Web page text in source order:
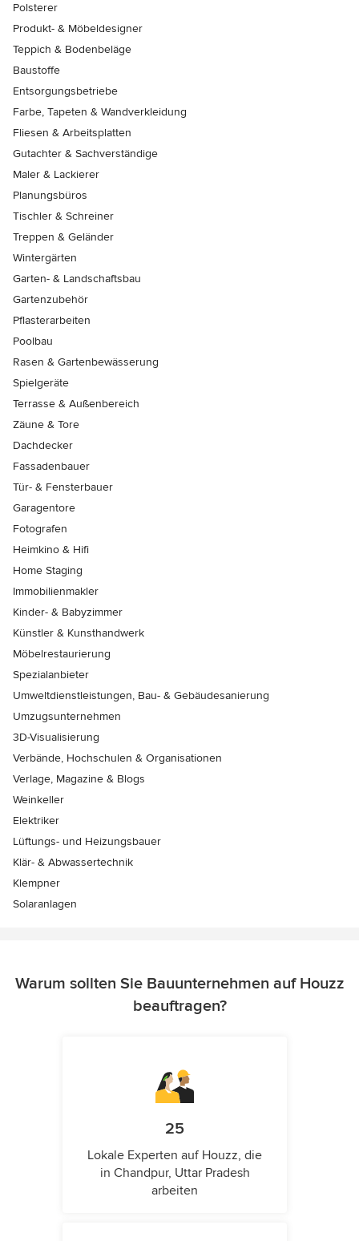
Polsterer
Produkt- & Möbeldesigner
Teppich & Bodenbeläge
Baustoffe
Entsorgungsbetriebe
Farbe, Tapeten & Wandverkleidung
Fliesen & Arbeitsplatten
Gutachter & Sachverständige
Maler & Lackierer
Planungsbüros
Tischler & Schreiner
Treppen & Geländer
Wintergärten
Garten- & Landschaftsbau
Gartenzubehör
Pflasterarbeiten
Poolbau
Rasen & Gartenbewässerung
Spielgeräte
Terrasse & Außenbereich
Zäune & Tore
Dachdecker
Fassadenbauer
Tür- & Fensterbauer
Garagentore
Fotografen
Heimkino & Hifi
Home Staging
Immobilienmakler
Kinder- & Babyzimmer
Künstler & Kunsthandwerk
Möbelrestaurierung
Spezialanbieter
Umweltdienstleistungen, Bau- & Gebäudesanierung
Umzugsunternehmen
3D-Visualisierung
Verbände, Hochschulen & Organisationen
Verlage, Magazine & Blogs
Weinkeller
Elektriker
Lüftungs- und Heizungsbauer
Klär- & Abwassertechnik
Klempner
Solaranlagen
Warum sollten Sie Bauunternehmen auf Houzz
beauftragen?
25
Lokale Experten auf Houzz, die
in Chandpur, Uttar Pradesh
arbeiten